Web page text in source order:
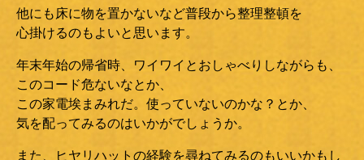
他にも床に物を置かないなど普段から整理整頓を
心掛けるのもよいと思います。
年末年始の帰省時、ワイワイとおしゃべりしながらも、
このコード危ないなとか、
この家電埃まみれだ。使っていないのかな？とか、
気を配ってみるのはいかがでしょうか。
また、ヒヤリハットの経験を尋ねてみるのもいいかもし